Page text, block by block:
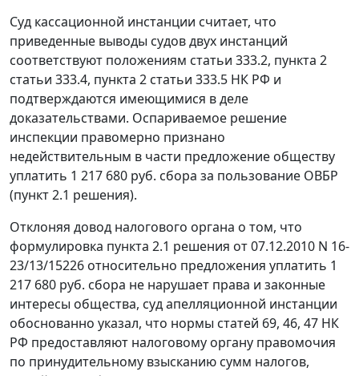
Суд кассационной инстанции считает, что
приведенные выводы судов двух инстанций
соответствуют положениям статьи 333.2, пункта 2
статьи 333.4, пункта 2 статьи 333.5 НК РФ и
подтверждаются имеющимися в деле
доказательствами. Оспариваемое решение
инспекции правомерно признано
недействительным в части предложение обществу
уплатить 1 217 680 руб. сбора за пользование ОВБР
(пункт 2.1 решения).
Отклоняя довод налогового органа о том, что
формулировка пункта 2.1 решения от 07.12.2010 N 16-
23/13/15226 относительно предложения уплатить 1
217 680 руб. сбора не нарушает права и законные
интересы общества, суд апелляционной инстанции
обоснованно указал, что нормы статей 69, 46, 47 НК
РФ предоставляют налоговому органу правомочия
по принудительному взысканию сумм налогов,